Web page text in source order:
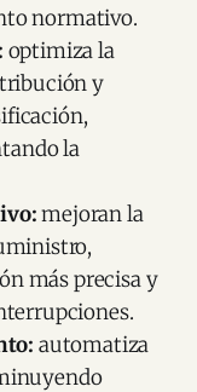
normativo.​
optimiza la
y
la
mejoran la
más precisa y
automatiza